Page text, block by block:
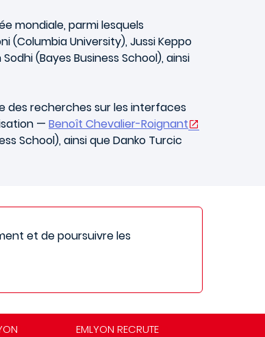
mondiale, parmi lesquels
(Columbia University), Jussi Keppo
(Bayes Business School), ainsi
des recherches sur les interfaces
— Benoît Chevalier-Roignant
School), ainsi que Danko Turcic
et de poursuivre les
EMLYON RECRUTE